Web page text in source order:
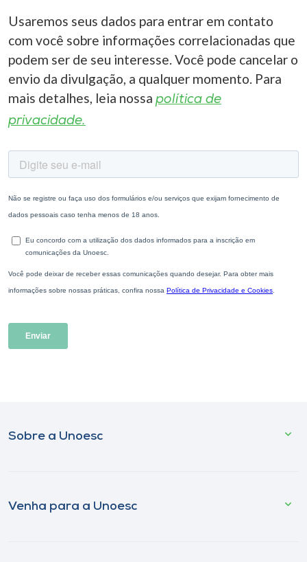
Usaremos seus dados para entrar em contato
com você sobre informações correlacionadas que
podem ser de seu interesse. Você pode cancelar o
envio da divulgação, a qualquer momento. Para
mais detalhes, leia nossa política de
privacidade.
Sobre a Unoesc
Venha para a Unoesc